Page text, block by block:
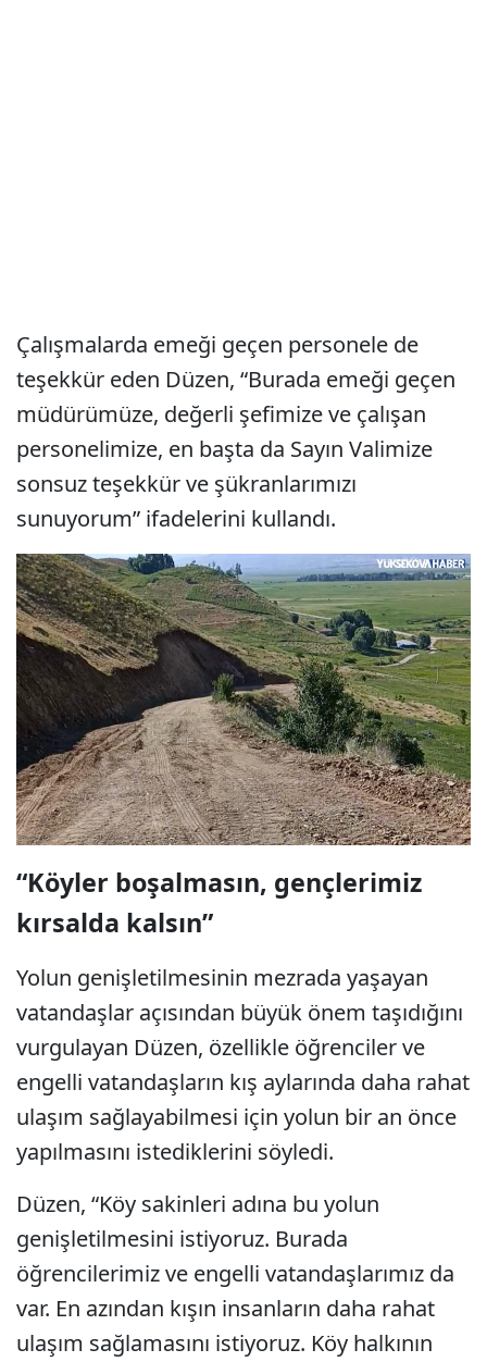
Çalışmalarda emeği geçen personele de
teşekkür eden Düzen, “Burada emeği geçen
müdürümüze, değerli şefimize ve çalışan
personelimize, en başta da Sayın Valimize
sonsuz teşekkür ve şükranlarımızı
sunuyorum” ifadelerini kullandı.
“Köyler boşalmasın, gençlerimiz
kırsalda kalsın”
Yolun genişletilmesinin mezrada yaşayan
vatandaşlar açısından büyük önem taşıdığını
vurgulayan Düzen, özellikle öğrenciler ve
engelli vatandaşların kış aylarında daha rahat
ulaşım sağlayabilmesi için yolun bir an önce
yapılmasını istediklerini söyledi.
Düzen, “Köy sakinleri adına bu yolun
genişletilmesini istiyoruz. Burada
öğrencilerimiz ve engelli vatandaşlarımız da
var. En azından kışın insanların daha rahat
ulaşım sağlamasını istiyoruz. Köy halkının